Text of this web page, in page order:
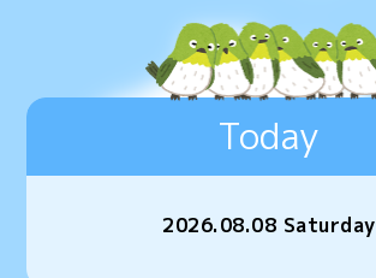
Today
2026.08.08 Saturday